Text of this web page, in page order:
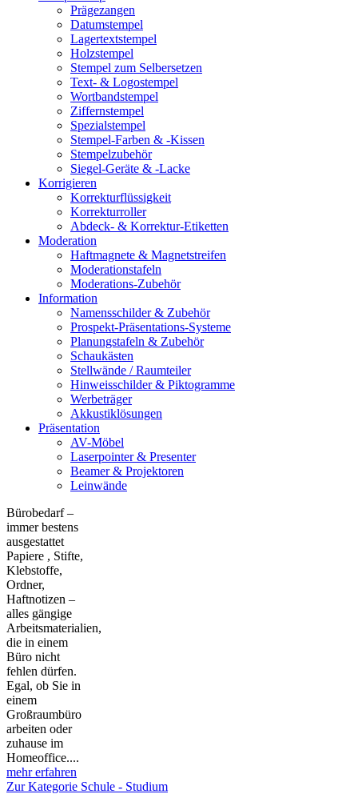
Prägezangen
Datumstempel
Lagertextstempel
Holzstempel
Stempel zum Selbersetzen
Text- & Logostempel
Wortbandstempel
Ziffernstempel
Spezialstempel
Stempel-Farben & -Kissen
Stempelzubehör
Siegel-Geräte & -Lacke
Korrigieren
Korrekturflüssigkeit
Korrekturroller
Abdeck- & Korrektur-Etiketten
Moderation
Haftmagnete & Magnetstreifen
Moderationstafeln
Moderations-Zubehör
Information
Namensschilder & Zubehör
Prospekt-Präsentations-Systeme
Planungstafeln & Zubehör
Schaukästen
Stellwände / Raumteiler
Hinweisschilder & Piktogramme
Werbeträger
Akkustiklösungen
Präsentation
AV-Möbel
Laserpointer & Presenter
Beamer & Projektoren
Leinwände
Bürobedarf –
immer bestens
ausgestattet
Papiere , Stifte,
Klebstoffe,
Ordner,
Haftnotizen –
alles gängige
Arbeitsmaterialien,
die in einem
Büro nicht
fehlen dürfen.
Egal, ob Sie in
einem
Großraumbüro
arbeiten oder
zuhause im
Homeoffice....
mehr erfahren
Zur Kategorie Schule - Studium